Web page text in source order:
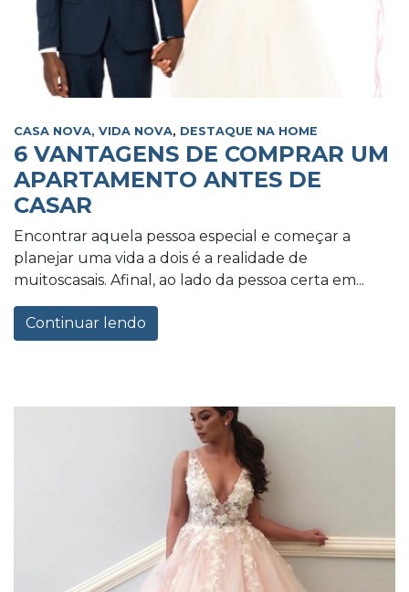
CASA NOVA, VIDA NOVA, DESTAQUE NA HOME
6 VANTAGENS DE COMPRAR UM
APARTAMENTO ANTES DE
CASAR
Encontrar aquela pessoa especial e começar a
planejar uma vida a dois é a realidade de
muitoscasais. Afinal, ao lado da pessoa certa em...
Continuar lendo